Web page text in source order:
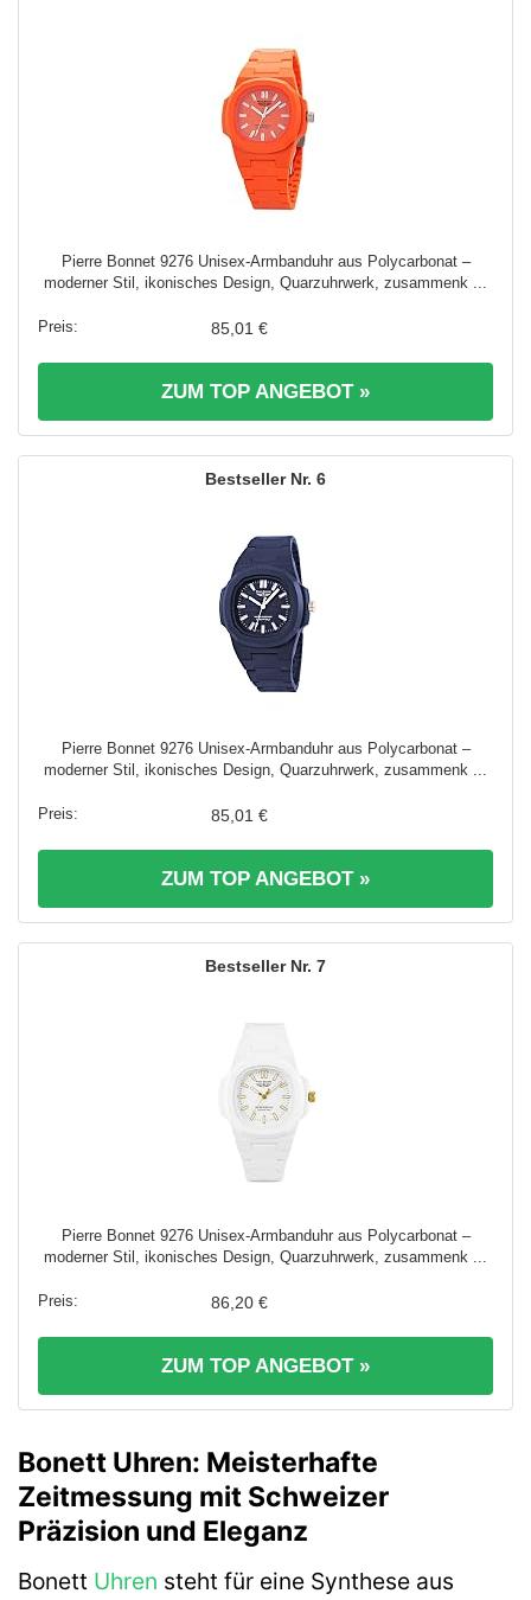
Pierre Bonnet 9276 Unisex-Armbanduhr aus Polycarbonat –
moderner Stil, ikonisches Design, Quarzuhrwerk, zusammenk ...
85,01 €
ZUM TOP ANGEBOT »
6
Pierre Bonnet 9276 Unisex-Armbanduhr aus Polycarbonat –
moderner Stil, ikonisches Design, Quarzuhrwerk, zusammenk ...
85,01 €
ZUM TOP ANGEBOT »
7
Pierre Bonnet 9276 Unisex-Armbanduhr aus Polycarbonat –
moderner Stil, ikonisches Design, Quarzuhrwerk, zusammenk ...
86,20 €
ZUM TOP ANGEBOT »
Bonett Uhren: Meisterhafte
Zeitmessung mit Schweizer
Präzision und Eleganz
Bonett Uhren steht für eine Synthese aus